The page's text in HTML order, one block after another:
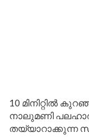
10 മിനിറ്റിൽ
നാലുമണി
തയ്യാറാക്കുന്ന